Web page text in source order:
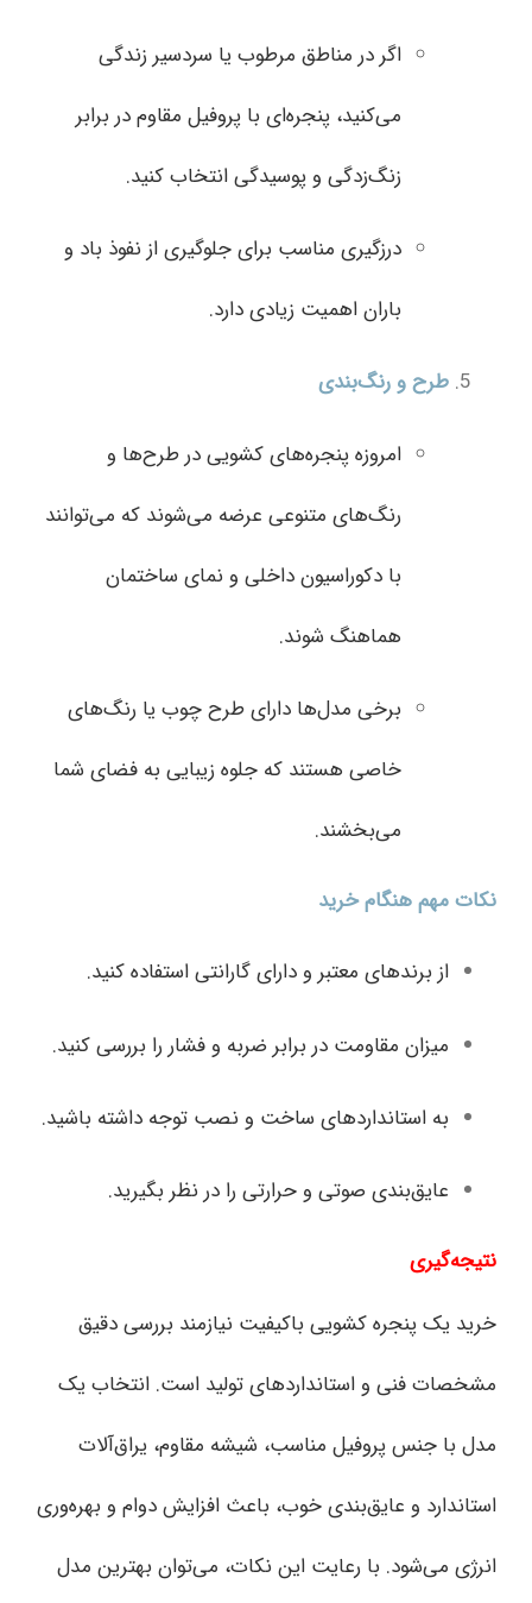
اگر در مناطق مرطوب یا سردسیر زندگی
می‌کنید، پنجره‌ای با پروفیل مقاوم در برابر
زنگ‌زدگی و پوسیدگی انتخاب کنید.
درزگیری مناسب برای جلوگیری از نفوذ باد و
باران اهمیت زیادی دارد.
طرح و رنگ‌بندی
امروزه پنجره‌های کشویی در طرح‌ها و
رنگ‌های متنوعی عرضه می‌شوند که می‌توانند
با دکوراسیون داخلی و نمای ساختمان
هماهنگ شوند.
برخی مدل‌ها دارای طرح چوب یا رنگ‌های
خاصی هستند که جلوه زیبایی به فضای شما
می‌بخشند.
نکات مهم هنگام خرید
از برندهای معتبر و دارای گارانتی استفاده کنید.
میزان مقاومت در برابر ضربه و فشار را بررسی کنید.
به استانداردهای ساخت و نصب توجه داشته باشید.
عایق‌بندی صوتی و حرارتی را در نظر بگیرید.
نتیجه‌گیری
خرید یک پنجره کشویی باکیفیت نیازمند بررسی دقیق
مشخصات فنی و استانداردهای تولید است. انتخاب یک
مدل با جنس پروفیل مناسب، شیشه مقاوم، یراق‌آلات
استاندارد و عایق‌بندی خوب، باعث افزایش دوام و بهره‌وری
انرژی می‌شود. با رعایت این نکات، می‌توان بهترین مدل